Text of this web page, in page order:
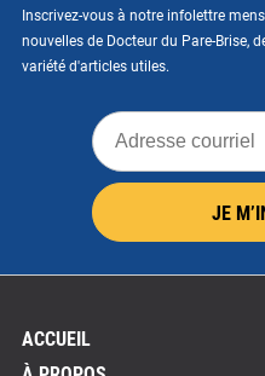
Inscrivez-vous à notre infolettre
nouvelles de Docteur du Pare-Brise,
variété d'articles utiles.
Adresse
courriel
JE
ACCUEIL